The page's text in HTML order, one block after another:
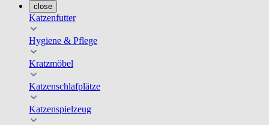
close
Katzenfutter
Hygiene & Pflege
Kratzmöbel
Katzenschlafplätze
Katzenspielzeug